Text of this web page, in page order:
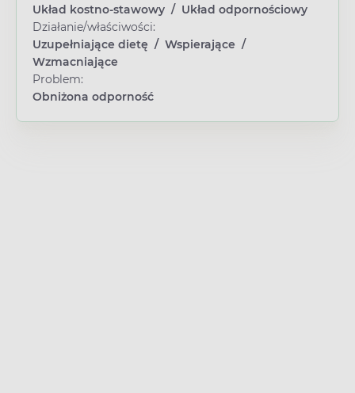
Układ kostno-stawowy / Układ odpornościowy
Działanie/właściwości:
Uzupełniające dietę / Wspierające /
Wzmacniające
Problem:
Obniżona odporność